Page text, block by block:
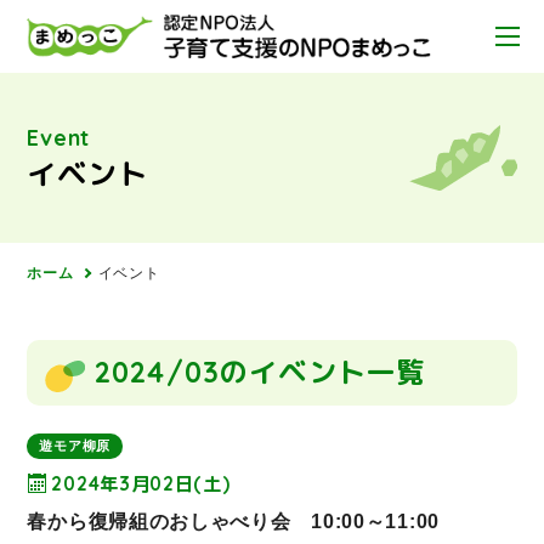
Event
イベント
ホーム イベント
2024/03のイベント一覧
遊モア柳原
2024年3月02日(土)
春から復帰組のおしゃべり会 10:00～11:00